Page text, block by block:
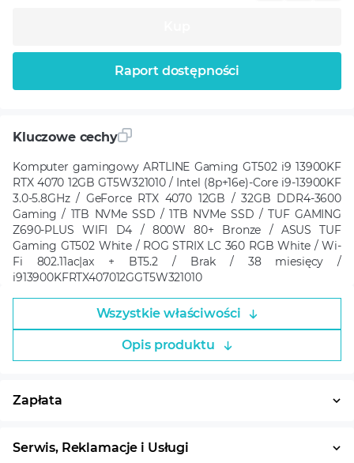
Raport dostępności
Kluczowe cechy
Komputer gamingowy ARTLINE Gaming GT502 i9 13900KF
RTX 4070 12GB GT5W321010 / Intel (8p+16e)-Core i9-13900KF
3.0-5.8GHz / GeForce RTX 4070 12GB / 32GB DDR4-3600
Gaming / 1TB NVMe SSD / 1TB NVMe SSD / TUF GAMING
Z690-PLUS WIFI D4 / 800W 80+ Bronze / ASUS TUF
Gaming GT502 White / ROG STRIX LC 360 RGB White / Wi-
Fi 802.11ac|ax + BT5.2 / Brak / 38 miesięcy /
i913900KFRTX407012GGT5W321010
Wszystkie właściwości
Opis produktu
Zapłata
Serwis, Reklamacje i Usługi